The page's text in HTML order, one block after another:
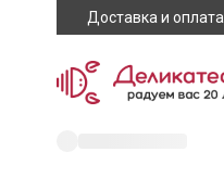
Доставка и оплата